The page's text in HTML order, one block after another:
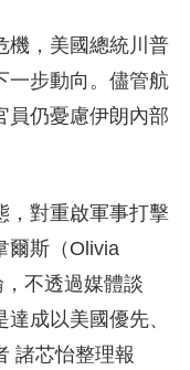
機，美國總統川普
一步動向。儘管航
員仍憂慮伊朗內部
，對重啟軍事打擊
爾斯（Olivia
不透過媒體談
成以美國優先、
諸芯怡整理報